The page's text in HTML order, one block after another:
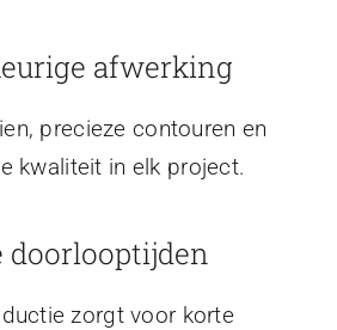
afwerking
precieze contouren en
kwaliteit in elk project.
doorlooptijden
zorgt voor korte